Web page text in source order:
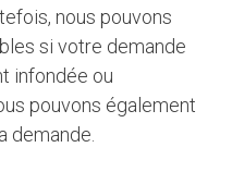
nous pouvons
si votre demande
infondée ou
pouvons également
demande.